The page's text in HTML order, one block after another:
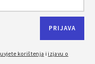
uvjete korištenja i izjavu o